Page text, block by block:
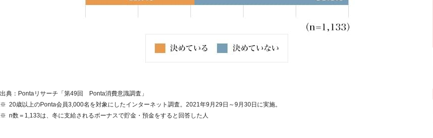
出典：Pontaリサーチ「第49回 Ponta消費意識調査」
20歳以上のPonta会員3,000名を対象にしたインターネット調査。2021年9月29日～9月30日に実施。
n数＝1,133は、冬に支給されるボーナスで貯金・預金をすると回答した人